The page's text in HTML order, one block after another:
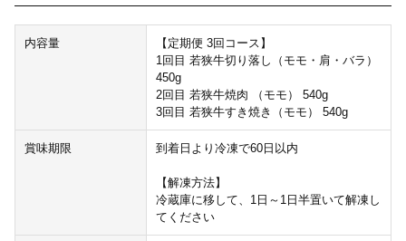
内容量
【定期便 3回コース】
1回目 若狭牛切り落し（モモ・肩・バラ）
450g
2回目 若狭牛焼肉 （モモ） 540g
3回目 若狭牛すき焼き（モモ） 540g
賞味期限 到着日より冷凍で60日以内
【解凍方法】
冷蔵庫に移して、1日～1日半置いて解凍し
てください